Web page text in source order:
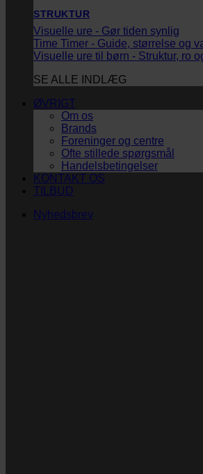
STRUKTUR
Visuelle ure - Gør tiden synlig
Time Timer - Guide, størrelse og
Visuelle ure til børn - Struktur, ro
SE ALLE INDLÆG
ØVRIGT
Om os
Brands
Foreninger og centre
Ofte stillede spørgsmål
Handelsbetingelser
KONTAKT OS
TILBUD
Nyhedsbrev